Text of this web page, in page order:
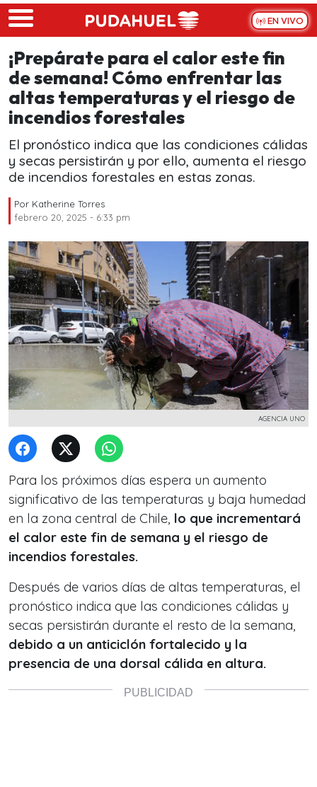
Skip to main content
EN VIVO
¡Prepárate para el calor este fin
de semana! Cómo enfrentar las
altas temperaturas y el riesgo de
incendios forestales
El pronóstico indica que las condiciones cálidas
y secas persistirán y por ello, aumenta el riesgo
de incendios forestales en estas zonas.
Por Katherine Torres
febrero 20, 2025 - 6:33 pm
AGENCIA UNO
Para los próximos días espera un aumento
significativo de las temperaturas y baja humedad
en la zona central de Chile, lo que incrementará
el calor este fin de semana y el riesgo de
incendios forestales.
Después de varios días de altas temperaturas, el
pronóstico indica que las condiciones cálidas y
secas persistirán durante el resto de la semana,
debido a un anticiclón fortalecido y la
presencia de una dorsal cálida en altura.